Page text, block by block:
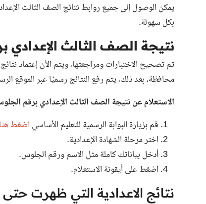
يمكن الوصول إلى جميع روابطنتائج الصف الثالث
بكل سهولة.
نتيجة الصف الثالث الإعدادي
تم تصحيح الاختبارات ومراجعتها، ويتم الأن إعتمادنتائج
محافظة، بعد ذلك، يتم رفع النتائج رسميًا عبر الموقع
الاستعلام عن نتيجة الصف الثالث الإعدادي برقم الجلوس
قم بزيارة البوابة الرسمية للتعليم الأساسي اضغط
اختر مرحلة الشهادة الإعدادية.
أدخل بياناتك كاملة مثل الاسم ورقم الجلوس.
اضغط على أيقونة الاستعلام.
نتائج الاعدادية التي ظهرت حتى